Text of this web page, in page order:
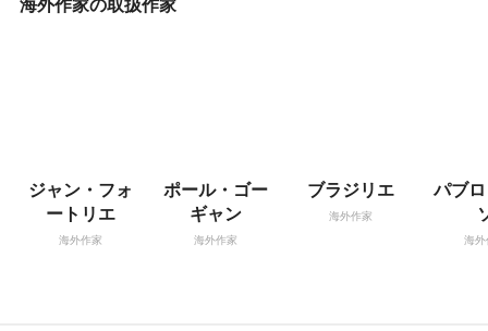
ジャン・フォ
ートリエ
海外作家
ポール・ゴー
ギャン
海外作家
ブラジリエ
海外作家
パブ
海